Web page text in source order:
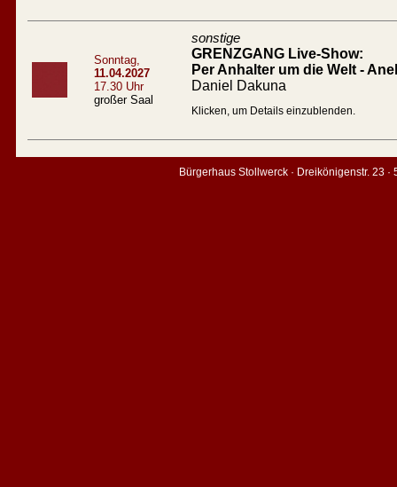
Sonntag,
11.04.2027
17.30 Uhr
großer Saal
sonstige
GRENZGANG Live-Show:
Per Anhalter um die Welt -
Daniel Dakuna
Klicken, um Details einzublenden.
Bürgerhaus Stollwerck · Dreikönigenstr. 23